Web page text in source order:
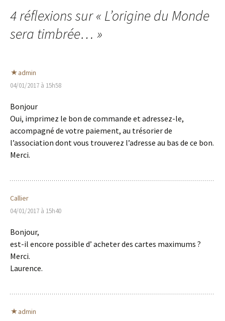
des
articles
4 réflexions sur « L’origine du Monde
sera timbrée… »
admin
04/01/2017 à 15h58
Bonjour
Oui, imprimez le bon de commande et adressez-le,
accompagné de votre paiement, au trésorier de
l’association dont vous trouverez l’adresse au bas de ce bon.
Merci.
Callier
04/01/2017 à 15h40
Bonjour,
est-il encore possible d’ acheter des cartes maximums ?
Merci.
Laurence.
admin